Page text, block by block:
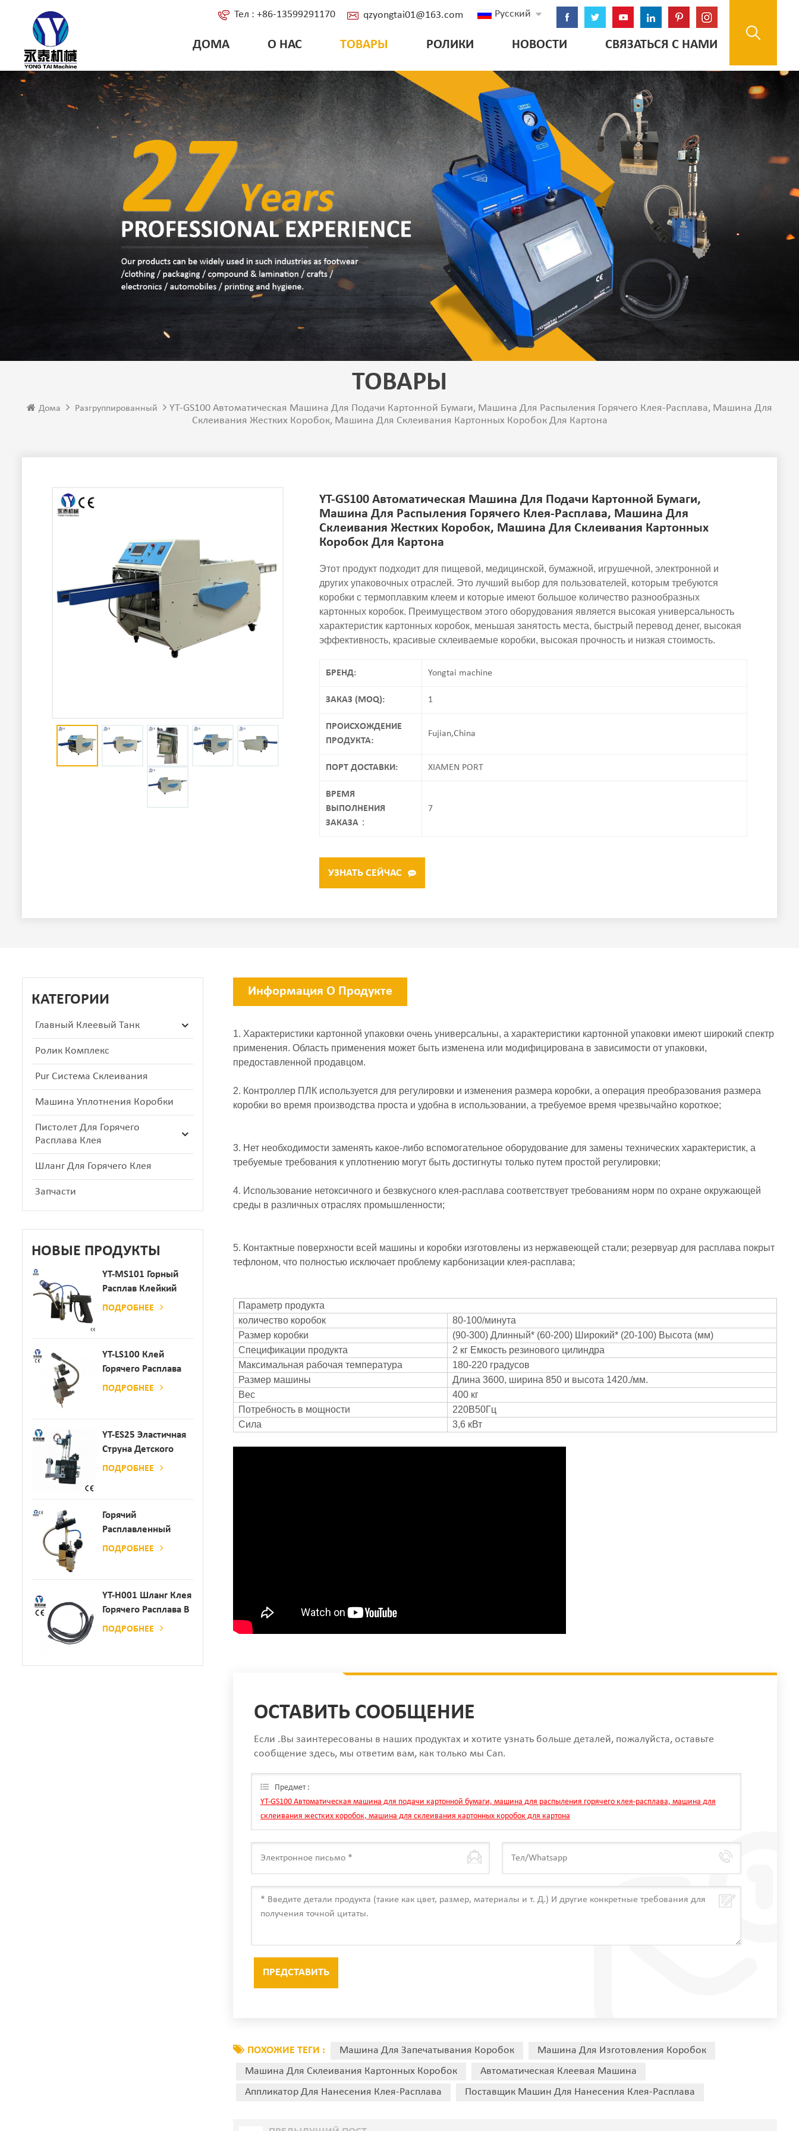
Русский
Тел : +86-13599291170 qzyongtai01@163.com
ДОМА О НАС ТОВАРЫ РОЛИКИ НОВОСТИ СВЯЗАТЬСЯ С НАМИ
ТОВАРЫ
Дома Разгруппированный
YT-GS100 Автоматическая Машина Для Подачи Картонной Бумаги, Машина Для Распыления Горячего Клея-Расплава, Машина Для
Склеивания Жестких Коробок, Машина Для Склеивания Картонных Коробок Для Картона
YT-GS100 Автоматическая Машина Для Подачи Картонной Бумаги,
Машина Для Распыления Горячего Клея-Расплава, Машина Для
Склеивания Жестких Коробок, Машина Для Склеивания Картонных
Коробок Для Картона
Этот продукт подходит для пищевой, медицинской, бумажной, игрушечной, электронной и
других упаковочных отраслей. Это лучший выбор для пользователей, которым требуются
коробки с термоплавким клеем и которые имеют большое количество разнообразных
картонных коробок. Преимуществом этого оборудования является высокая универсальность
характеристик картонных коробок, меньшая занятость места, быстрый перевод денег, высокая
эффективность, красивые склеиваемые коробки, высокая прочность и низкая стоимость.
БРЕНД: Yongtai machine
ЗАКАЗ (MOQ): 1
ПРОИСХОЖДЕНИЕ
ПРОДУКТА:
Fujian,China
ПОРТ ДОСТАВКИ: XIAMEN PORT
ВРЕМЯ
ВЫПОЛНЕНИЯ
ЗАКАЗА：
7
УЗНАТЬ СЕЙЧАС
КАТЕГОРИИ
Главный Клеевый Танк
Ролик Комплекс
Pur Система Склеивания
Машина Уплотнения Коробки
Пистолет Для Горячего
Расплава Клея
Шланг Для Горячего Клея
Запчасти
НОВЫЕ ПРОДУКТЫ
YT-MS101 Горный
Расплав Клейкий
Распылительный
ПОДРОБНЕЕ
YT-LS100 Клей
Горячего Расплава
Клея
ПОДРОБНЕЕ
YT-ES25 Эластичная
Струна Детского
Пеленки
ПОДРОБНЕЕ
Горячий
Расплавленный
Клей
ПОДРОБНЕЕ
YT-H001 Шланг Клея
Горячего Расплава В
Сочетании С
ПОДРОБНЕЕ
Информация О Продукте
1. Характеристики картонной упаковки очень универсальны, а характеристики картонной упаковки имеют широкий спектр
применения. Область применения может быть изменена или модифицирована в зависимости от упаковки,
предоставленной продавцом.
2. Контроллер ПЛК используется для регулировки и изменения размера коробки, а операция преобразования размера
коробки во время производства проста и удобна в использовании, а требуемое время чрезвычайно короткое;
3. Нет необходимости заменять какое-либо вспомогательное оборудование для замены технических характеристик, а
требуемые требования к уплотнению могут быть достигнуты только путем простой регулировки;
4. Использование нетоксичного и безвкусного клея-расплава соответствует требованиям норм по охране окружающей
среды в различных отраслях промышленности;
5. Контактные поверхности всей машины и коробки изготовлены из нержавеющей стали; резервуар для расплава покрыт
тефлоном, что полностью исключает проблему карбонизации клея-расплава;
Параметр продукта
количество коробок
80-100/минута
Размер коробки
(90-300) Длинный* (60-200) Широкий* (20-100) Высота (мм)
Спецификации продукта
2 кг Емкость резинового цилиндра
Максимальная рабочая температура
180-220 градусов
Размер машины
Длина 3600, ширина 850 и высота 1420./мм.
Вес
400 кг
Потребность в мощности
220В50Гц
Сила
3,6 кВт
ОСТАВИТЬ СООБЩЕНИЕ
Если .Вы заинтересованы в наших продуктах и хотите узнать больше деталей, пожалуйста, оставьте
сообщение здесь, мы ответим вам, как только мы Can.
Предмет :
YT-GS100 Автоматическая машина для подачи картонной бумаги, машина для распыления горячего клея-расплава, машина для
склеивания жестких коробок, машина для склеивания картонных коробок для картона
ПОХОЖИЕ ТЕГИ : Машина Для Запечатывания Коробок
Машина Для Изготовления Коробок
Машина Для Склеивания Картонных Коробок
Автоматическая Клеевая Машина
Аппликатор Для Нанесения Клея-Расплава
Поставщик Машин Для Нанесения Клея-Расплава